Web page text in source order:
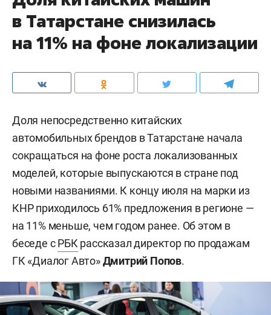
в Татарстане снизилась
на 11% на фоне локализации
Доля непосредственно китайских
автомобильных брендов в Татарстане начала
сокращаться на фоне роста локализованных
моделей, которые выпускаются в стране под
новыми названиями. К концу июля на марки из
КНР приходилось 61% предложения в регионе —
на 11% меньше, чем годом ранее. Об этом в
беседе сРБК рассказал директор по продажам
ГК «Диалог Авто»Дмитрий Попов.